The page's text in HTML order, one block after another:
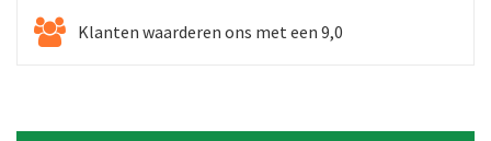
Klanten waarderen ons met een 9,0